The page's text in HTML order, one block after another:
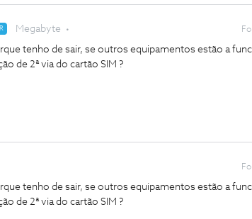
Megabyte
tenho de sair, se outros equipamentos estão a
de 2ª via do cartão SIM ?
tenho de sair, se outros equipamentos estão a
de 2ª via do cartão SIM ?